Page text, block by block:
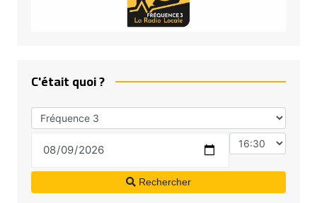
C'était quoi ?
Rechercher